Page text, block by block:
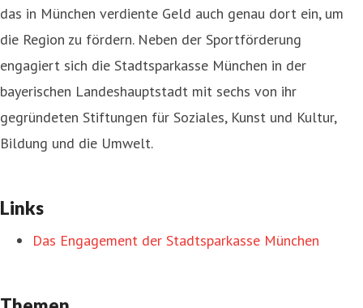
das in München verdiente Geld auch genau dort ein, um
die Region zu fördern. Neben der Sportförderung
engagiert sich die Stadtsparkasse München in der
bayerischen Landeshauptstadt mit sechs von ihr
gegründeten Stiftungen für Soziales, Kunst und Kultur,
Bildung und die Umwelt.
Links
Das Engagement der Stadtsparkasse München